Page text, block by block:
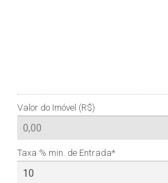
Valor do Imóvel (R$)
Taxa % min. de Entrada*